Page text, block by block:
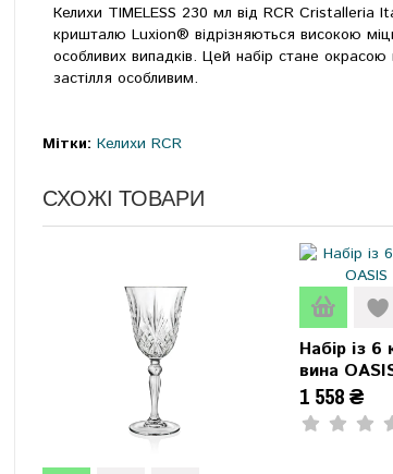
Келихи TIMELESS 230 мл від RCR Cristalleria
кришталю Luxion® відрізняються високою
особливих випадків. Цей набір стане
застілля особливим.
Мітки: Келихи RCR
СХОЖІ ТОВАРИ
Набір із 6
вина
1 558 ₴